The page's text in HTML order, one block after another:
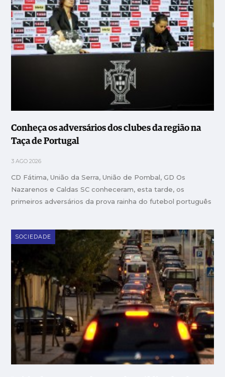
Conheça os adversários dos clubes da região na
Taça de Portugal
3 AGO 2026
CD Fátima, União da Serra, União de Pombal, GD Os
Nazarenos e Caldas SC conheceram, esta tarde, os
primeiros adversários da prova rainha do futebol português
SOCIEDADE